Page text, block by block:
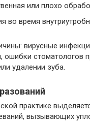
или плохо
во время
вирусные
ошибки стоматологов
удалении зуба.
практике
вызывающих